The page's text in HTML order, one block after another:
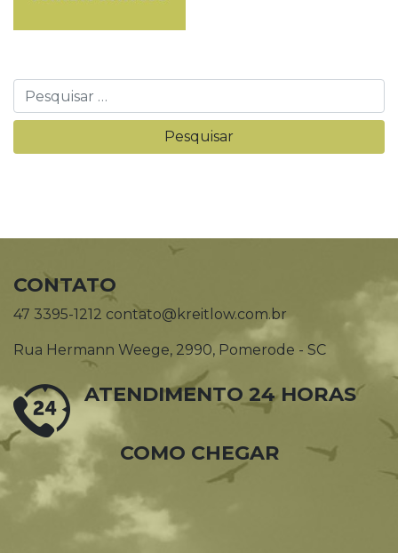
CONTATO
47 3395-1212 contato@kreitlow.com.br
Rua Hermann Weege, 2990, Pomerode - SC
ATENDIMENTO 24 HORAS
COMO CHEGAR